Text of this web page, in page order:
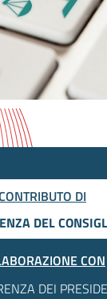
DI
DEL
CON
DEI